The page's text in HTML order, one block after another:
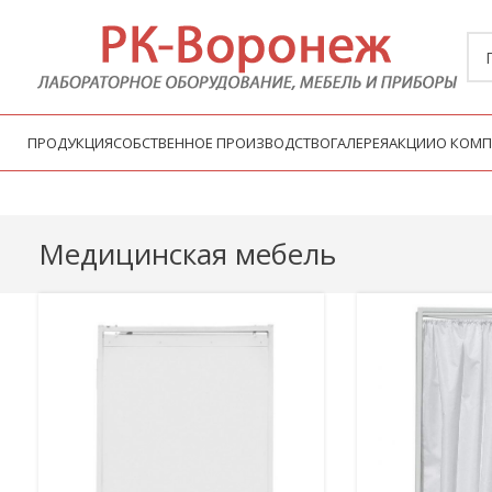
ПРОДУКЦИЯСОБСТВЕННОЕ ПРОИЗВОДСТВОГАЛЕРЕЯАКЦИИО
Медицинская мебель